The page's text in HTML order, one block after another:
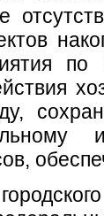
по